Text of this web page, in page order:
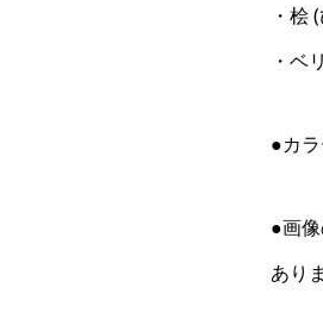
・桧
・ベ
●カ
●画
あり